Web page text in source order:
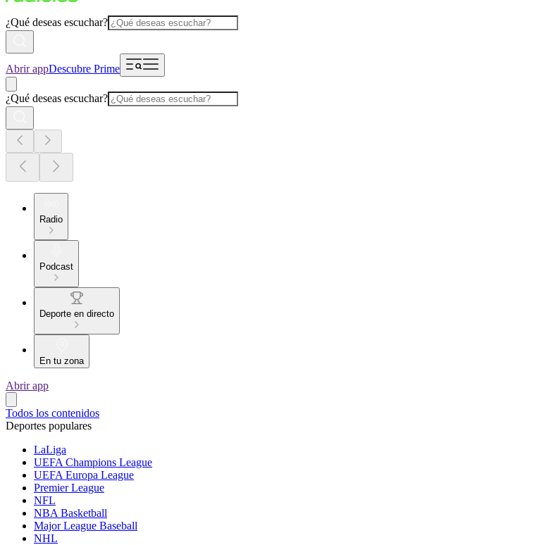
¿Qué deseas escuchar?
Abrir appDescubre Prime
¿Qué deseas escuchar?
Radio
Podcast
Deporte en directo
En tu zona
Abrir app
Todos los contenidos
Deportes populares
LaLiga
UEFA Champions League
UEFA Europa League
Premier League
NFL
NBA Basketball
Major League Baseball
NHL